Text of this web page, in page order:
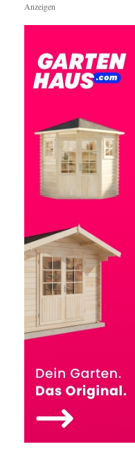
Anzeigen